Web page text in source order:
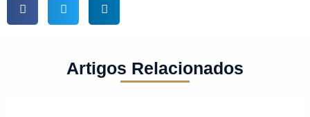
Artigos Relacionados